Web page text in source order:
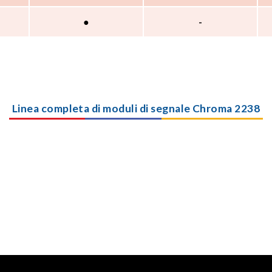
● -
Linea completa di moduli di segnale Chroma 2238